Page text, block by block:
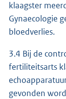
klaagster
Gynaecologie
bloedverlies.
3.4 Bij de
fertiliteitsarts
gevonden